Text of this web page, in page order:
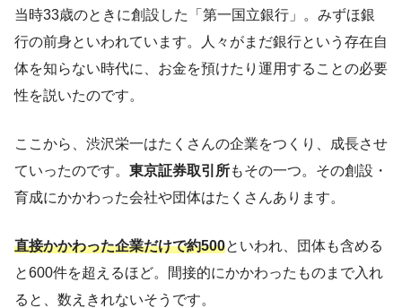
当時33歳のときに創設した「第一国立銀行」。みずほ銀
行の前身といわれています。人々がまだ銀行という存在自
体を知らない時代に、お金を預けたり運用することの必要
性を説いたのです。
ここから、渋沢栄一はたくさんの企業をつくり、成長させ
ていったのです。 東京証券取引所もその一つ。その創設・
育成にかかわった会社や団体はたくさんあります。
直接かかわった企業だけで約500といわれ、団体も含める
と600件を超えるほど。間接的にかかわったものまで入れ
ると、数えきれないそうです。